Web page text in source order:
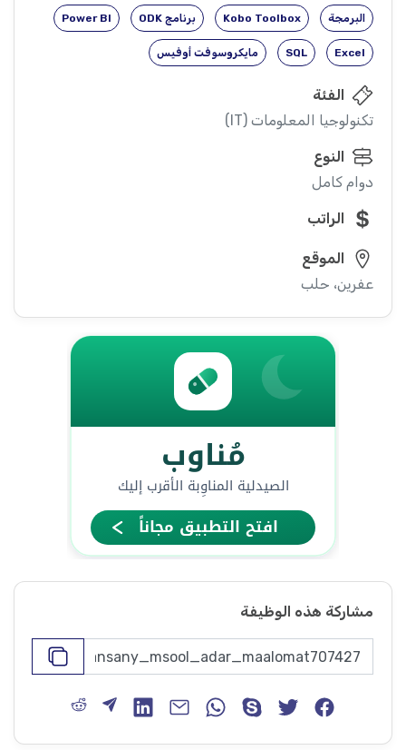
البرمجة Kobo Toolbox برنامج ODK Power BI
Excel
SQL مايكروسوفت أوفيس
الفئة
تكنولوجيا المعلومات (IT)
النوع
دوام كامل
الراتب
الموقع
عفرين، حلب
مشاركة هذه الوظيفة